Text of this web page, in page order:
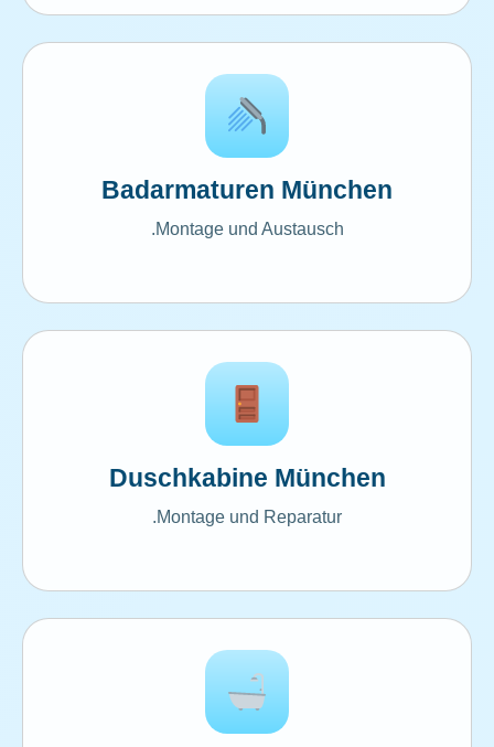
Badarmaturen München
Montage und Austausch.
Duschkabine München
Montage und Reparatur.